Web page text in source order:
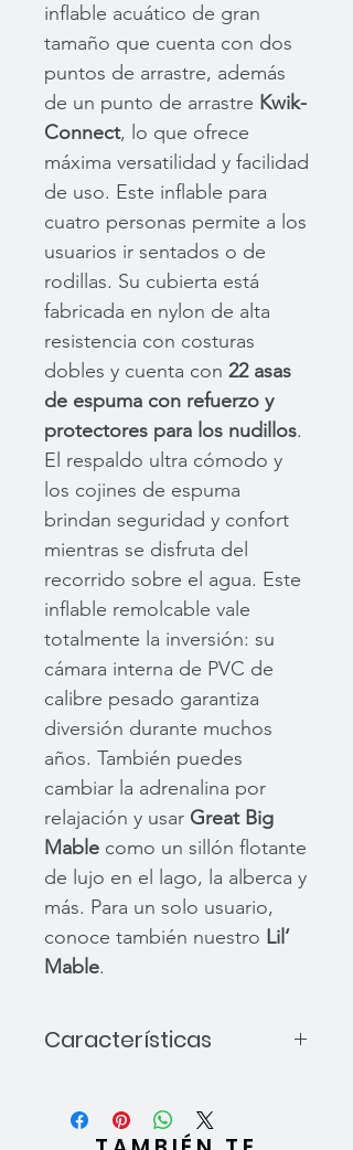
inflable acuático de gran
tamaño que cuenta con dos
puntos de arrastre, además
de un punto de arrastre Kwik-
Connect, lo que ofrece
máxima versatilidad y facilidad
de uso. Este inflable para
cuatro personas permite a los
usuarios ir sentados o de
rodillas. Su cubierta está
fabricada en nylon de alta
resistencia con costuras
dobles y cuenta con 22 asas
de espuma con refuerzo y
protectores para los nudillos.
El respaldo ultra cómodo y
los cojines de espuma
brindan seguridad y confort
mientras se disfruta del
recorrido sobre el agua. Este
inflable remolcable vale
totalmente la inversión: su
cámara interna de PVC de
calibre pesado garantiza
diversión durante muchos
años. También puedes
cambiar la adrenalina por
relajación y usar Great Big
Mable como un sillón flotante
de lujo en el lago, la alberca y
más. Para un solo usuario,
conoce también nuestro Lil’
Mable.
Características
almohadillas de espuma
suave para un viaje cómodo